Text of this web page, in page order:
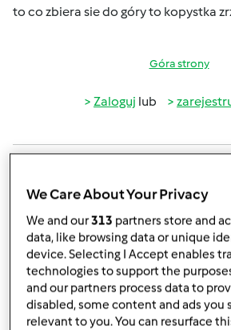
to co zbiera sie do góry to kopystka
Góra strony
Zaloguj lub
(niezweryfikowany)
pt., 06/19/2015 - 21:51
We Care About Your Privacy
We and our313 partners store and
data, like browsing data or unique
device. Selecting I Accept enables
technologies to support the
and our partners process data to
disabled, some content and ads you
relevant to you. You can resurface